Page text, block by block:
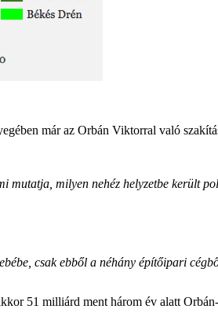
már az Orbán Viktorral való
mutatja, milyen nehéz helyzetbe került
csak ebből a néhány építőipari
51 milliárd ment három év alatt